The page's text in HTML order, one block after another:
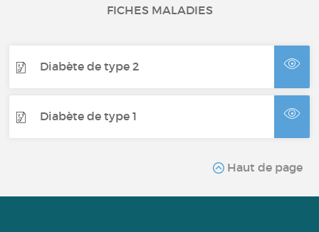
FICHES MALADIES
Diabète de type 2
Diabète de type 1
Haut de page